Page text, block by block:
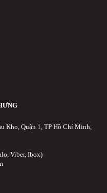
Kho, Quận 1, TP Hồ Chí Minh,
Viber, Ibox)